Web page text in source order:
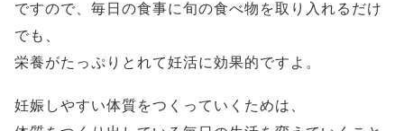
ですので、毎日の食事に旬の食べ物を取り入れるだけ
でも、
栄養がたっぷりとれて妊活に効果的ですよ。
妊娠しやすい体質をつくっていくためは、